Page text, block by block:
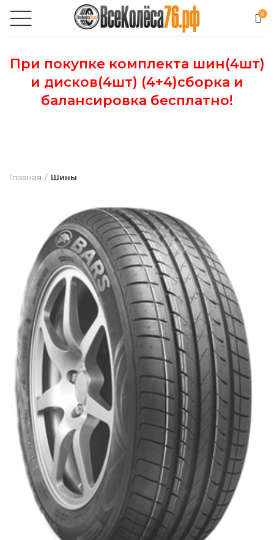
0
При покупке комплекта шин(4шт)
и дисков(4шт) (4+4)сборка и
балансировка бесплатно!
Главная Шины